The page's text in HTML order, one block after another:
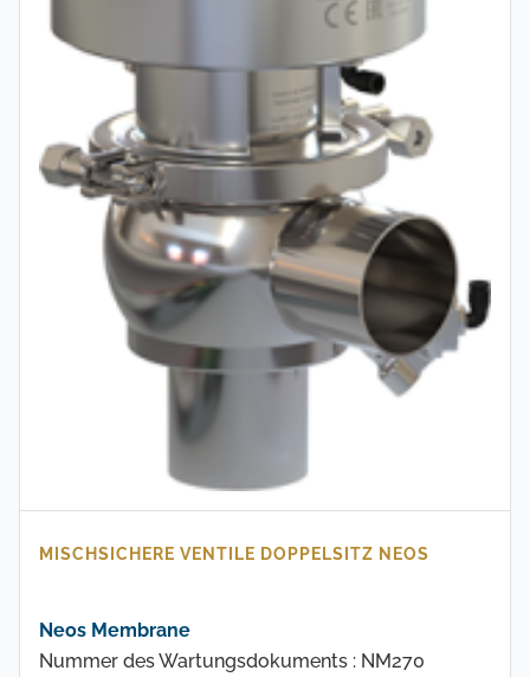
MISCHSICHERE VENTILE DOPPELSITZ NEOS
Neos Membrane
Nummer des Wartungsdokuments : NM270